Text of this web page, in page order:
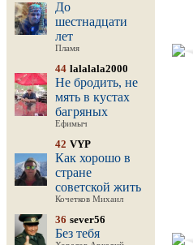
До
шестнадцати
лет
Пламя
44 lalalala2000
Не бродить, не
мять в кустах
багряных
Ефимыч
42 VYP
Как хорошо в
стране
советской жить
Кочетков Михаил
36 sever56
Без тебя